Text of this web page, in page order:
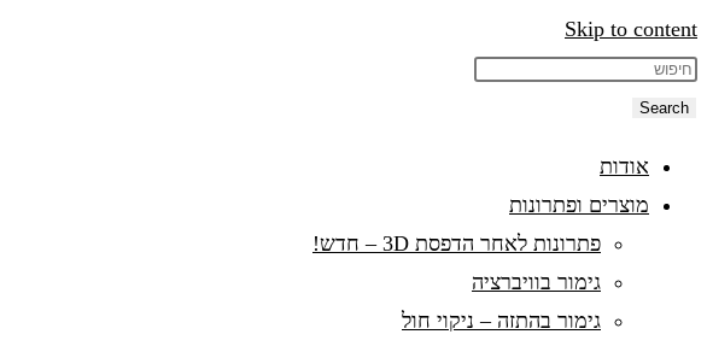
Skip to content
Search
אודות
מוצרים ופתרונות
פתרונות לאחר הדפסת 3D – חדש!
גימור בוויברציה
גימור בהתזה – ניקוי חול